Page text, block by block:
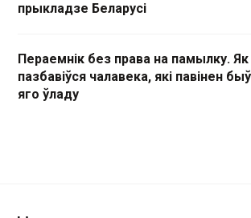
прыкладзе Беларусі
Пераемнік без права на памылку.
пазбавіўся чалавека, які павінен
яго ўладу